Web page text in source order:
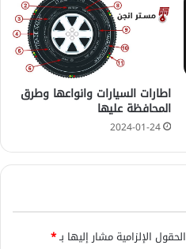
اطارات السيارات وانواعها وطرق
المحافظة عليها
2024-01-24
الحقول الإلزامية مشار إليها بـ*